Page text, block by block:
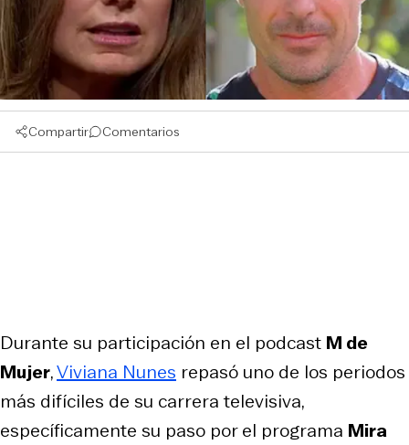
Compartir Comentarios
Durante su participación en el podcast M de
Mujer,Viviana Nunes repasó uno de los periodos
más difíciles de su carrera televisiva,
específicamente su paso por el programa Mira